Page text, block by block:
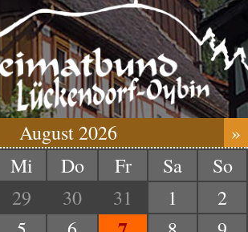
August 2026
»
Mi Do Fr Sa
So
29 30 31 1
2